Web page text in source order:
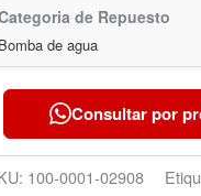
de Repuesto
Bomba de agua
Consultar por
100-0001-02908